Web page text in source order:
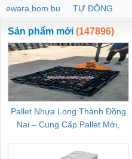
ewara,bom bu
ewara
TỰ ĐỘNG
Sản phẩm mới (147896)
Pallet Nhựa Long Thành Đồng
Nai – Cung Cấp Pallet Mới,